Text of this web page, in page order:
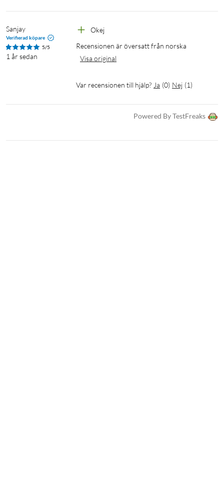
Sanjay
Verifierad köpare
5/5
1 år sedan
Okej
Recensionen är översatt från norska
Visa original
Var recensionen till hjälp? Ja (0) Nej (1)
Powered By TestFreaks